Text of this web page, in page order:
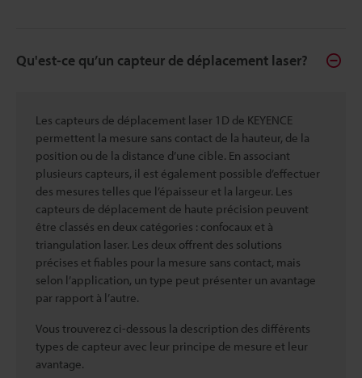
Qu'est-ce qu’un capteur de déplacement laser?
Les capteurs de déplacement laser 1D de KEYENCE
permettent la mesure sans contact de la hauteur, de la
position ou de la distance d’une cible. En associant
plusieurs capteurs, il est également possible d’effectuer
des mesures telles que l’épaisseur et la largeur. Les
capteurs de déplacement de haute précision peuvent
être classés en deux catégories : confocaux et à
triangulation laser. Les deux offrent des solutions
précises et fiables pour la mesure sans contact, mais
selon l’application, un type peut présenter un avantage
par rapport à l’autre.
Vous trouverez ci-dessous la description des différents
types de capteur avec leur principe de mesure et leur
avantage.